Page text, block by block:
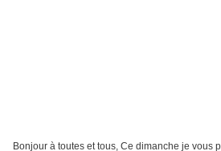
Bonjour à toutes et tous, Ce dimanche je vous